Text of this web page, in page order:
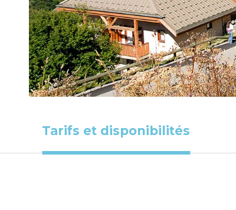
Tarifs et disponibilités